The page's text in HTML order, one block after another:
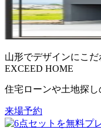
山形でデザインにこだ
EXCEED HOME
住宅ローンや土地探し
来場予約